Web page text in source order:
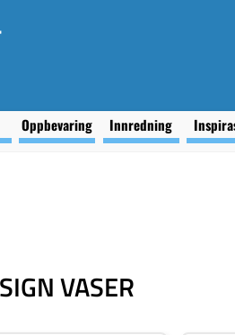
Oppbevaring Innredning
VASER